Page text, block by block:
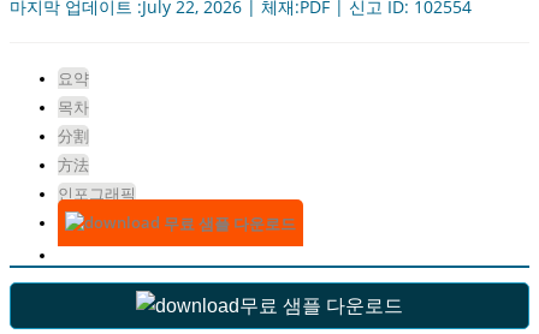
마지막 업데이트 :July 22, 2026 | 체재:PDF | 신고 ID: 102554
요약
목차
分割
方法
인포그래픽
무료 샘플 다운로드
무료 샘플 다운로드